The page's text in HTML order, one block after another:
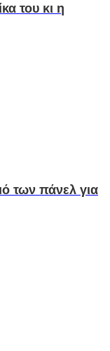
του κι η
των πάνελ για